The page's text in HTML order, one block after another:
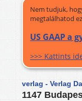
Nem tudjuk,
megtalálhatod
US GAAP a
>>> Kattints
verlag - Verlag
1147